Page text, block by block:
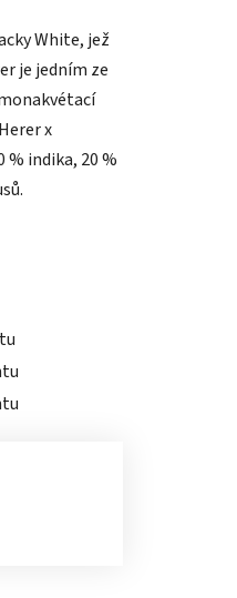
White, jež
je jedním ze
x
% indika, 20 %